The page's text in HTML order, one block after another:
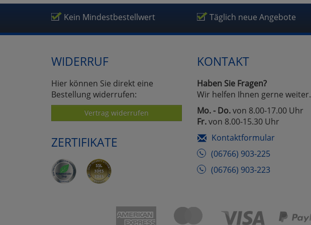
Kein Mindestbestellwert Täglich neue Angebote
WIDERRUF
Hier können Sie direkt eine
Bestellung widerrufen:
Vertrag widerrufen
ZERTIFIKATE
KONTAKT
Haben Sie Fragen?
Wir helfen Ihnen gerne weiter.
Mo. - Do.von 8.00-17.00 Uhr
Fr.von 8.00-15.30 Uhr
Kontaktformular
(06766) 903-225
(06766) 903-223